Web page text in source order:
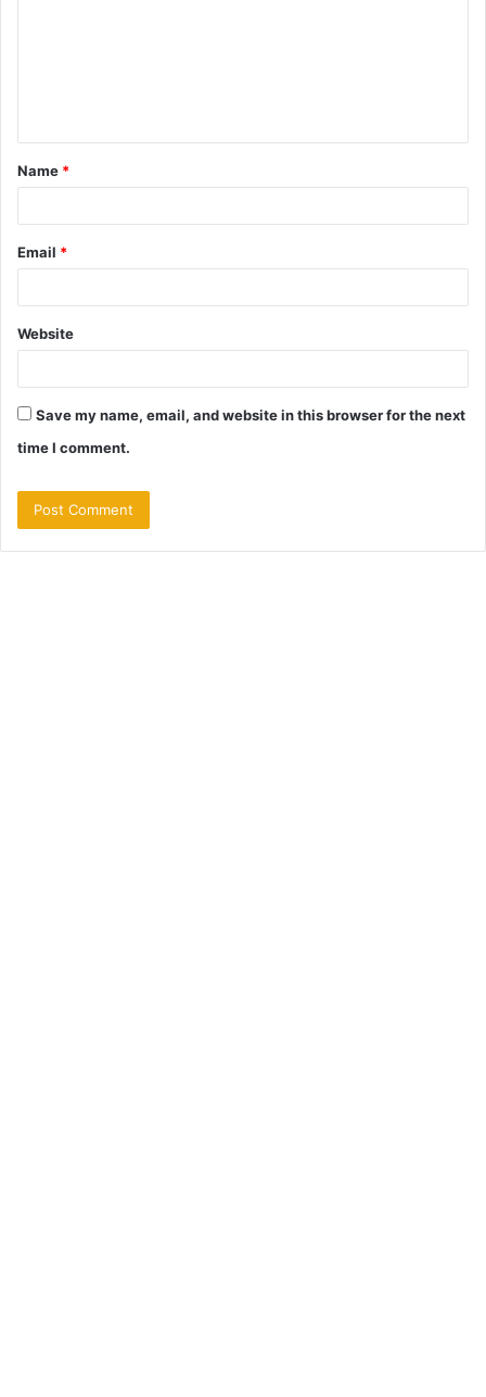
t
*
Name *
Email *
Website
Save my name, email, and website in this browser for the next
time I comment.